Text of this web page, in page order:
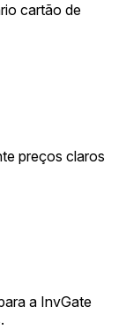
cartão de
preços claros
a InvGate